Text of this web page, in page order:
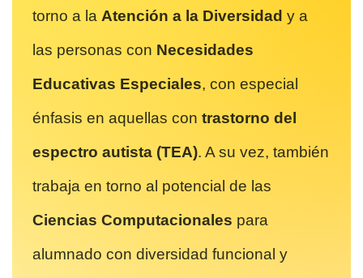
torno a la Atención a la Diversidad y a
las personas con Necesidades
Educativas Especiales, con especial
énfasis en aquellas con trastorno del
espectro autista (TEA). A su vez, también
trabaja en torno al potencial de las
Ciencias Computacionales para
alumnado con diversidad funcional y